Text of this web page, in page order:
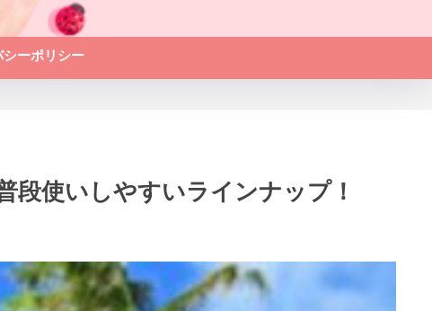
シーポリシー
段使いしやすいラインナップ！